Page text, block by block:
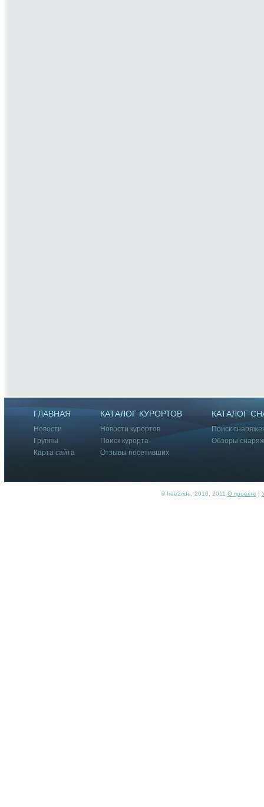
ГЛАВНАЯ
Новости
Группы
Карта сайта
КАТАЛОГ КУРОРТОВ
Новости курортов
Поиск курорта
Отзывы посетивших
КАТАЛОГ
Поиск
Обзоры
© free2ride, 2010, 2011 О проекте |